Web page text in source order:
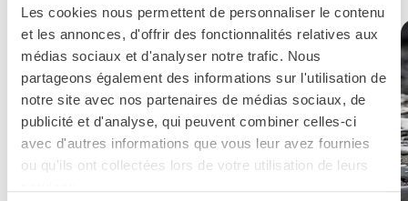
Les cookies nous permettent de personnaliser le contenu
et les annonces, d'offrir des fonctionnalités relatives aux
médias sociaux et d'analyser notre trafic. Nous
partageons également des informations sur l'utilisation de
notre site avec nos partenaires de médias sociaux, de
publicité et d'analyse, qui peuvent combiner celles-ci
avec d'autres informations que vous leur avez fournies
ou qu'ils ont collectées lors de votre utilisation de leurs
Pour regarder cette vidéo YouTube, vous devez
accepter les cookies marketing.
Cookie Settings